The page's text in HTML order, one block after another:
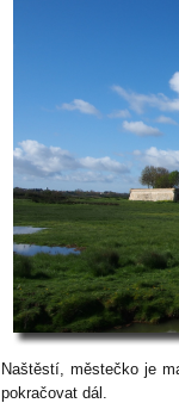
Naštěstí, městečko je
pokračovat dál.